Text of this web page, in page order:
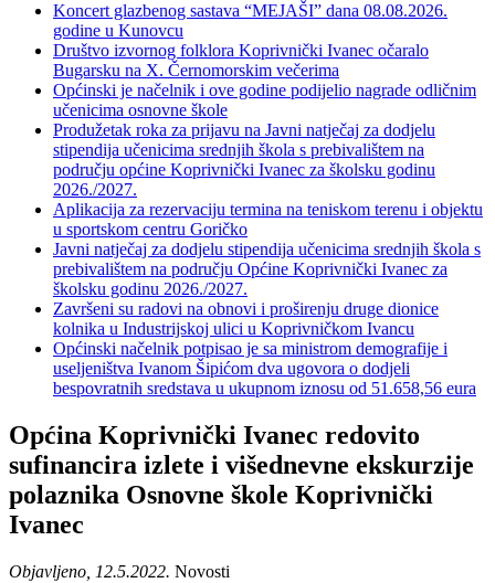
Koncert glazbenog sastava “MEJAŠI” dana 08.08.2026.
godine u Kunovcu
Društvo izvornog folklora Koprivnički Ivanec očaralo
Bugarsku na X. Černomorskim večerima
Općinski je načelnik i ove godine podijelio nagrade odličnim
učenicima osnovne škole
Produžetak roka za prijavu na Javni natječaj za dodjelu
stipendija učenicima srednjih škola s prebivalištem na
području općine Koprivnički Ivanec za školsku godinu
2026./2027.
Aplikacija za rezervaciju termina na teniskom terenu i objektu
u sportskom centru Goričko
Javni natječaj za dodjelu stipendija učenicima srednjih škola s
prebivalištem na području Općine Koprivnički Ivanec za
školsku godinu 2026./2027.
Završeni su radovi na obnovi i proširenju druge dionice
kolnika u Industrijskoj ulici u Koprivničkom Ivancu
Općinski načelnik potpisao je sa ministrom demografije i
useljeništva Ivanom Šipićom dva ugovora o dodjeli
bespovratnih sredstava u ukupnom iznosu od 51.658,56 eura
Općina Koprivnički Ivanec redovito
sufinancira izlete i višednevne ekskurzije
polaznika Osnovne škole Koprivnički
Ivanec
Objavljeno, 12.5.2022. Novosti